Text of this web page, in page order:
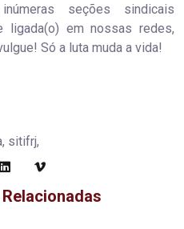
seções sindicais
ligada(o) em nossas redes,
Só a luta muda a vida!
sitifrj,